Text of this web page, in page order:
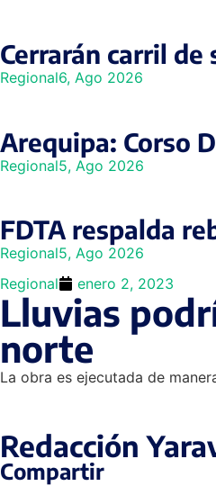
Cerrarán carril
Regional6, Ago 2026
Arequipa: Corso
Regional5, Ago 2026
FDTA respalda
Regional5, Ago 2026
Regional
enero 2, 2023
Lluvias
norte
La obra es ejecutada de
Redacción
Compartir